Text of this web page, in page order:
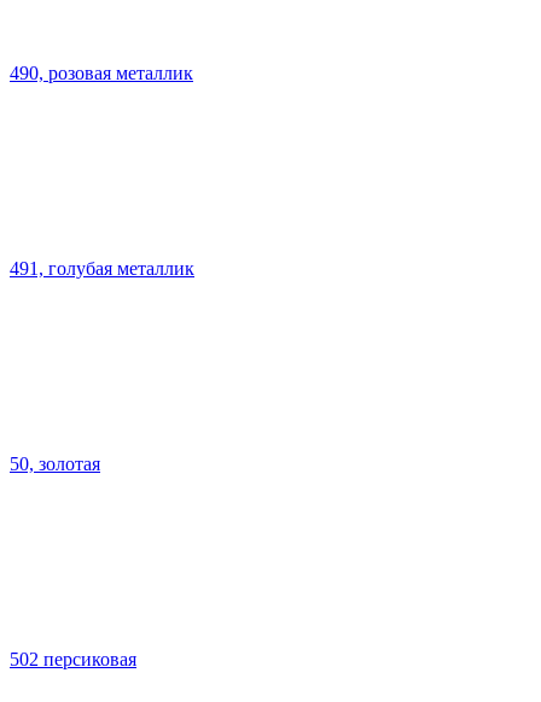
490, розовая металлик
491, голубая металлик
50, золотая
502 персиковая